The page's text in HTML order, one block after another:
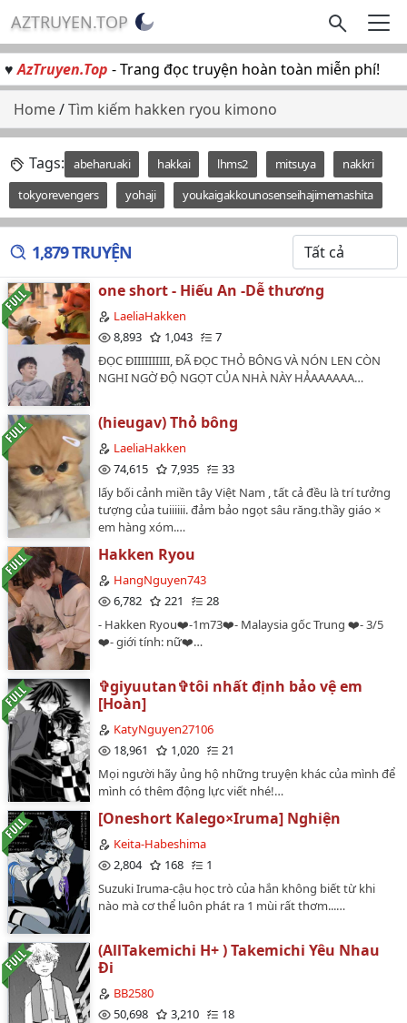
AZTRUYEN.TOP
♥AzTruyen.Top - Trang đọc truyện hoàn toàn miễn phí!
Home/Tìm kiếm hakken ryou kimono
Tags: abeharuaki hakkai lhms2 mitsuya
nakkri
tokyorevengers
yohaji youkaigakkounosenseihajimemashita
1,879 TRUYỆN
one short - Hiếu An -Dễ thương
LaeliaHakken
8,893
1,043
7
ĐỌC ĐIIIIIIIIII, ĐÃ ĐỌC THỎ BÔNG VÀ NÓN LEN CÒN
NGHI NGỜ ĐỘ NGỌT CỦA NHÀ NÀY HẢAAAAAA…
(hieugav) Thỏ bông
LaeliaHakken
74,615
7,935
33
lấy bối cảnh miền tây Việt Nam , tất cả đều là trí tưởng
tượng của tuiiiiii. đảm bảo ngọt sâu răng.thầy giáo ×
em hàng xóm.…
Hakken Ryou
HangNguyen743
6,782
221
28
- Hakken Ryou❤️-1m73❤️- Malaysia gốc Trung ❤️- 3/5
❤️- giới tính: nữ❤️…
✞giyuutan✞tôi nhất định bảo vệ em
[Hoàn]
KatyNguyen27106
18,961
1,020
21
Mọi người hãy ủng hộ những truyện khác của mình để
mình có thêm động lực viết nhé!…
[Oneshort Kalego×Iruma] Nghiện
Keita-Habeshima
2,804
168
1
Suzuki Iruma-cậu học trò của hắn không biết từ khi
nào mà cơ thể luôn phát ra 1 mùi rất thơm...…
(AllTakemichi H+ ) Takemichi Yêu Nhau
Đi
BB2580
50,698
3,210
18